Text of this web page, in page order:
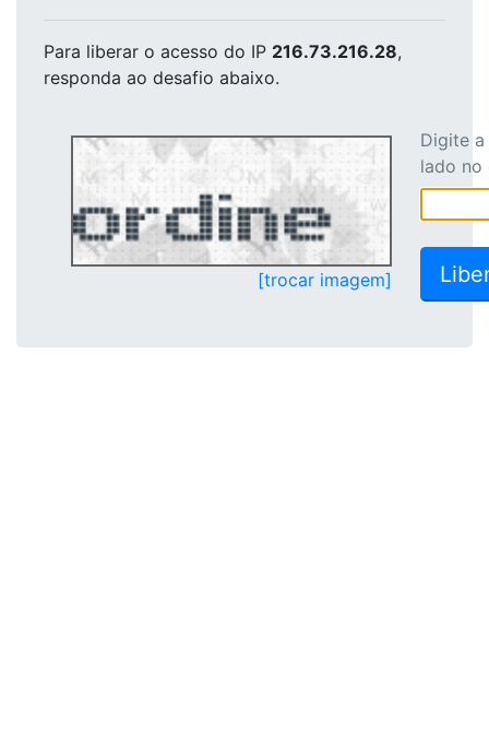
Para liberar o acesso do IP 216.73.216.28,
responda ao desafio abaixo.
[trocar imagem]
Digite
lado no